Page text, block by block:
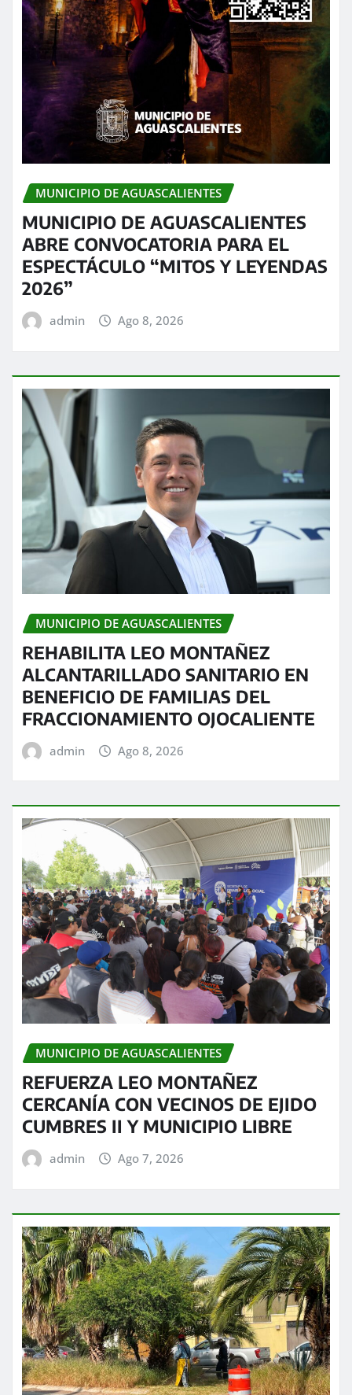
MUNICIPIO DE AGUASCALIENTES
MUNICIPIO DE AGUASCALIENTES
ABRE CONVOCATORIA PARA EL
ESPECTÁCULO “MITOS Y LEYENDAS
2026”
admin Ago 8, 2026
MUNICIPIO DE AGUASCALIENTES
REHABILITA LEO MONTAÑEZ
ALCANTARILLADO SANITARIO EN
BENEFICIO DE FAMILIAS DEL
FRACCIONAMIENTO OJOCALIENTE
admin Ago 8, 2026
MUNICIPIO DE AGUASCALIENTES
REFUERZA LEO MONTAÑEZ
CERCANÍA CON VECINOS DE EJIDO
CUMBRES II Y MUNICIPIO LIBRE
admin Ago 7, 2026